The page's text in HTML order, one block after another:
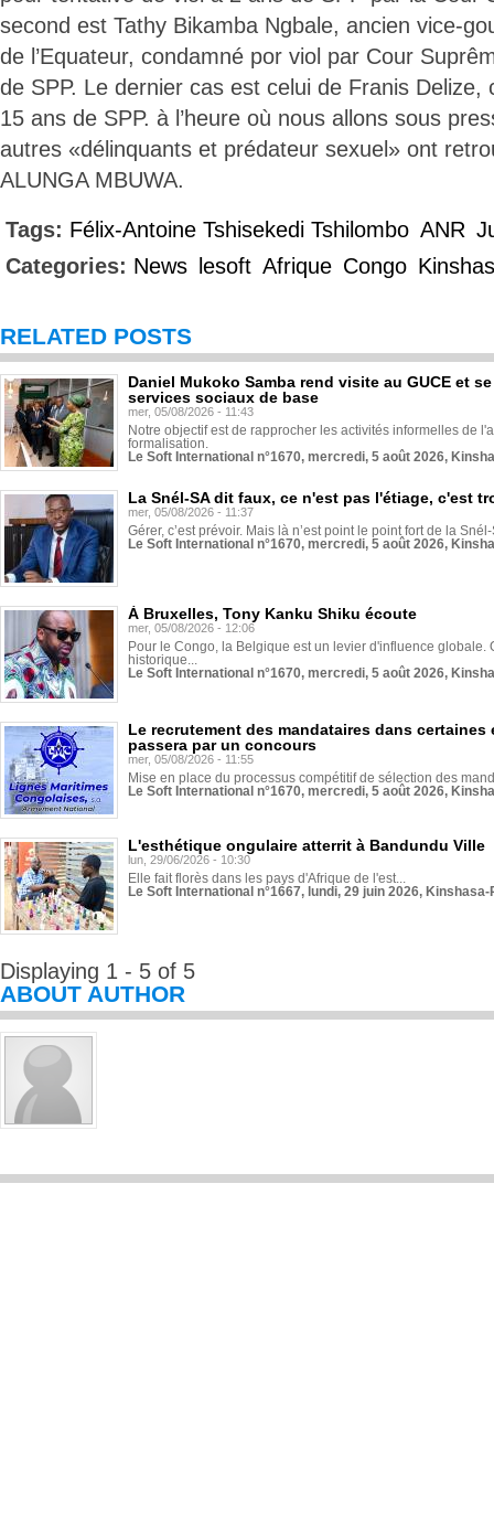
second est Tathy Bikamba Ngbale, ancien vice-
de l’Equateur, condamné por viol par Cour
de SPP. Le dernier cas est celui de Franis Delize,
15 ans de SPP. à l’heure où nous allons sous
autres «délinquants et prédateur sexuel» ont
ALUNGA MBUWA.
Tags: Félix-Antoine Tshisekedi Tshilombo ANR
Categories: News lesoft Afrique Congo
RELATED POSTS
Daniel Mukoko Samba rend visite au GUCE et
services sociaux de base
mer, 05/08/2026 - 11:43
Notre objectif est de rapprocher les activités informelles de
formalisation.
Le Soft International n°1670, mercredi, 5 août 2026,
La Snél-SA dit faux, ce n'est pas l'étiage, c'est
mer, 05/08/2026 - 11:37
Gérer, c’est prévoir. Mais là n’est point le point fort de la
Le Soft International n°1670, mercredi, 5 août 2026,
À Bruxelles, Tony Kanku Shiku écoute
mer, 05/08/2026 - 12:06
Pour le Congo, la Belgique est un levier d'influence globale.
historique...
Le Soft International n°1670, mercredi, 5 août 2026,
Le recrutement des mandataires dans
passera par un concours
mer, 05/08/2026 - 11:55
Mise en place du processus compétitif de sélection des
Le Soft International n°1670, mercredi, 5 août 2026,
L'esthétique ongulaire atterrit à Bandundu Ville
lun, 29/06/2026 - 10:30
Elle fait florès dans les pays d'Afrique de l'est...
Le Soft International n°1667, lundi, 29 juin 2026,
Displaying 1 - 5 of 5
ABOUT AUTHOR